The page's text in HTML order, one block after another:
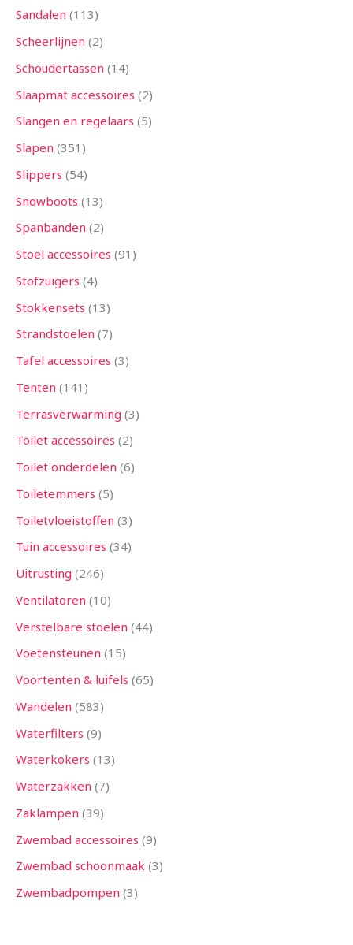
Sandalen 113
Scheerlijnen 2
Schoudertassen 14
Slaapmat accessoires 2
Slangen en regelaars 5
Slapen 351
Slippers 54
Snowboots 13
Spanbanden 2
Stoel accessoires 91
Stofzuigers 4
Stokkensets 13
Strandstoelen 7
Tafel accessoires 3
Tenten 141
Terrasverwarming 3
Toilet accessoires 2
Toilet onderdelen 6
Toiletemmers 5
Toiletvloeistoffen 3
Tuin accessoires 34
Uitrusting 246
Ventilatoren 10
Verstelbare stoelen 44
Voetensteunen 15
Voortenten & luifels 65
Wandelen 583
Waterfilters 9
Waterkokers 13
Waterzakken 7
Zaklampen 39
Zwembad accessoires 9
Zwembad schoonmaak 3
Zwembadpompen 3